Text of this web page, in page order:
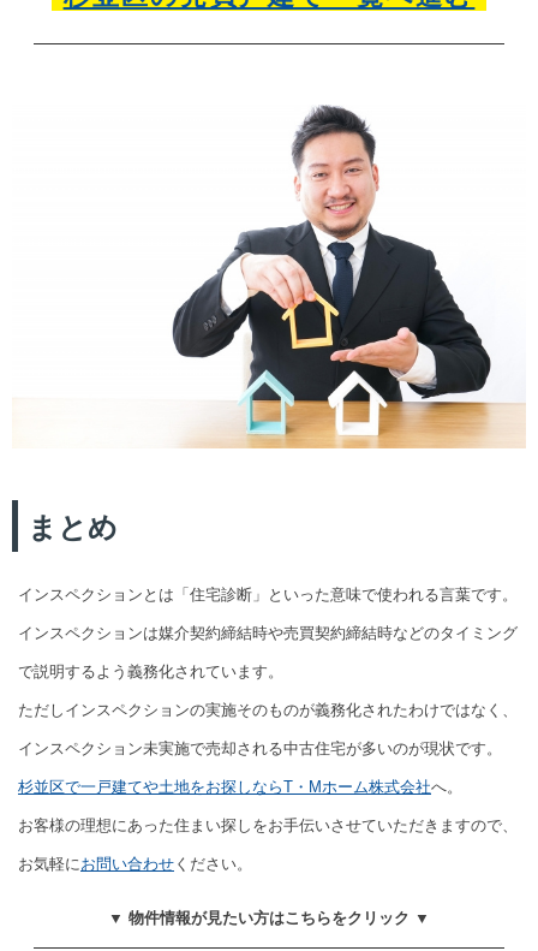
まとめ
インスペクションとは「住宅診断」といった意味で使われる言葉です。
インスペクションは媒介契約締結時や売買契約締結時などのタイミング
で説明するよう義務化されています。
ただしインスペクションの実施そのものが義務化されたわけではなく、
インスペクション未実施で売却される中古住宅が多いのが現状です。
杉並区で一戸建てや土地をお探しならT・Mホーム株式会社へ。
お客様の理想にあった住まい探しをお手伝いさせていただきますので、
お気軽に お問い合わせ ください。
▼ 物件情報が見たい方はこちらをクリック ▼